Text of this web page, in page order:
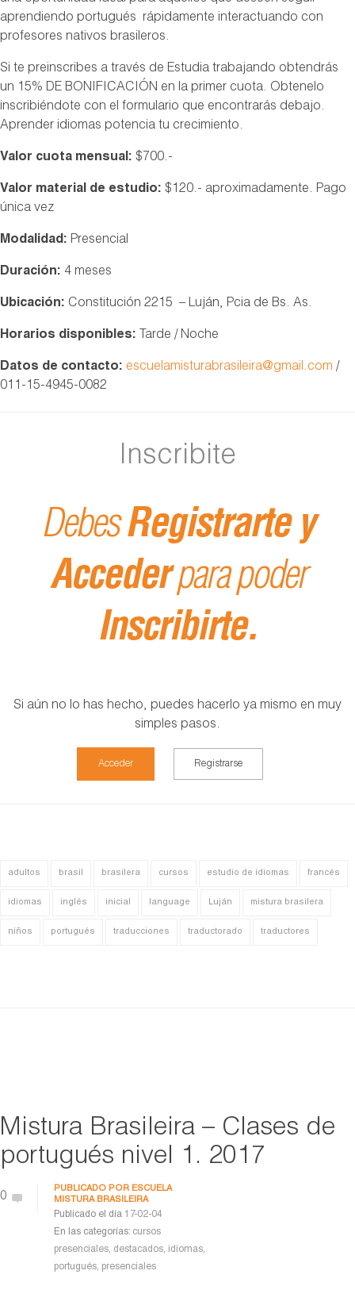
aprendiendo portugués rápidamente interactuando con
profesores nativos brasileros.
Si te preinscribes a través de Estudia trabajando obtendrás
un 15% DE BONIFICACIÓN en la primer cuota. Obtenelo
inscribiéndote con el formulario que encontrarás debajo.
Aprender idiomas potencia tu crecimiento.
Valor cuota mensual: $700.-
Valor material de estudio: $120.- aproximadamente. Pago
única vez
Modalidad: Presencial
Duración: 4 meses
Ubicación: Constitución 2215 – Luján, Pcia de Bs. As.
Horarios disponibles: Tarde / Noche
Datos de contacto: escuelamisturabrasileira@gmail.com /
011-15-4945-0082
Inscribite
DebesRegistrarte y
Accederpara poder
Inscribirte.
Si aún no lo has hecho, puedes hacerlo ya mismo en muy
simples pasos.
Acceder Registrarse
adultos brasil brasilera cursos estudio de idiomas francés
idiomas inglés inicial language Luján mistura brasilera
niños portugués traducciones traductorado traductores
Mistura Brasileira – Clases de
portugués nivel 1. 2017
0
PUBLICADO POR ESCUELA
MISTURA BRASILEIRA
Publicado el día 17-02-04
En las categorías: cursos
presenciales, destacados, idiomas,
portugués, presenciales